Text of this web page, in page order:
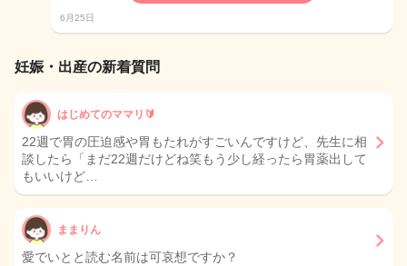
6月25日
妊娠・出産の新着質問
はじめてのママリ🔰
22週で胃の圧迫感や胃もたれがすごいんですけど、先生に相
談したら「まだ22週だけどね笑もう少し経ったら胃薬出して
もいいけど…
ままりん
愛でいとと読む名前は可哀想ですか？